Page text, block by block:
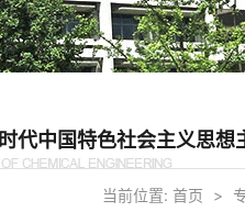
代中国特色社会主义思想
当前位置: 首页 >